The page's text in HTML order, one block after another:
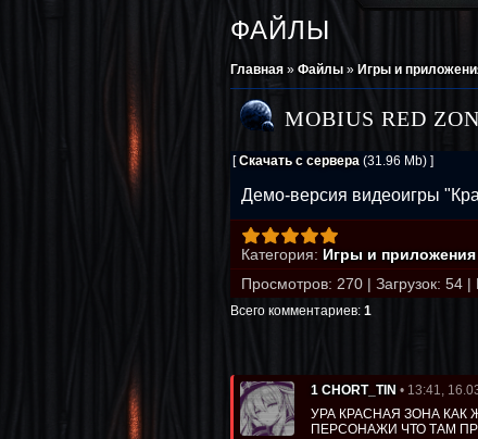
ФАЙЛЫ
Главная » Файлы » Игры и
MOBIUS RED
[ Скачать с сервера (31.96 Mb) ]
Демо-версия видеоигры
Категория: Игры и приложения
Просмотров: 270 | Загрузок: 54 |
Всего комментариев: 1
1 CHORT_TIN • 13:41,
УРА КРАСНАЯ ЗОНА КАК
ПЕРСОНАЖИ ЧТО ТАМ